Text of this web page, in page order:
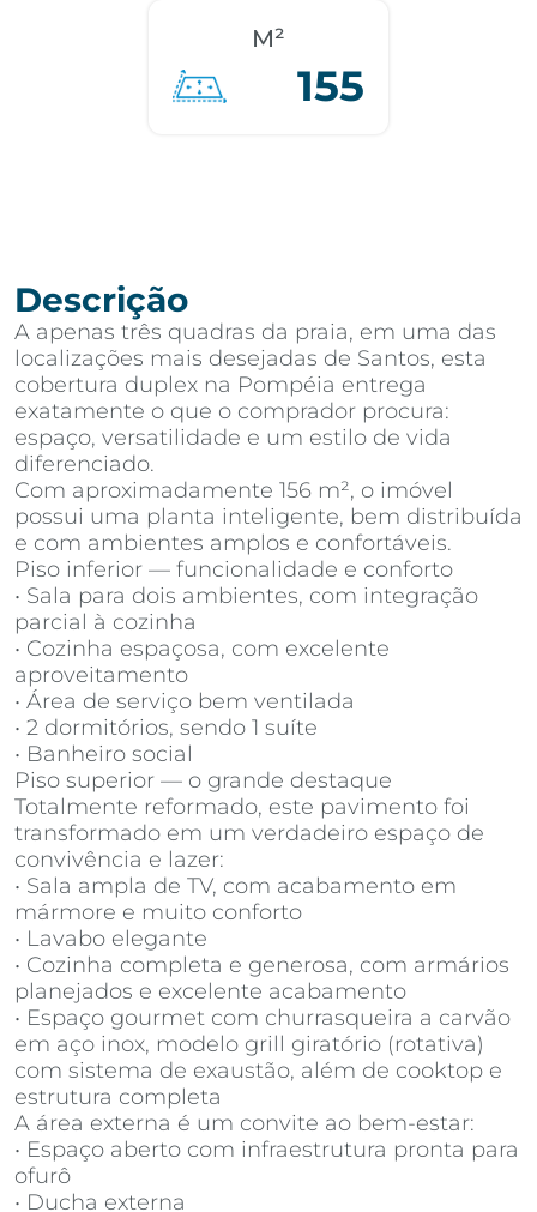
M²
155
Descrição
A apenas três quadras da praia, em uma das
localizações mais desejadas de Santos, esta
cobertura duplex na Pompéia entrega
exatamente o que o comprador procura:
espaço, versatilidade e um estilo de vida
diferenciado.
Com aproximadamente 156 m², o imóvel
possui uma planta inteligente, bem distribuída
e com ambientes amplos e confortáveis.
Piso inferior — funcionalidade e conforto
• Sala para dois ambientes, com integração
parcial à cozinha
• Cozinha espaçosa, com excelente
aproveitamento
• Área de serviço bem ventilada
• 2 dormitórios, sendo 1 suíte
• Banheiro social
Piso superior — o grande destaque
Totalmente reformado, este pavimento foi
transformado em um verdadeiro espaço de
convivência e lazer:
• Sala ampla de TV, com acabamento em
mármore e muito conforto
• Lavabo elegante
• Cozinha completa e generosa, com armários
planejados e excelente acabamento
• Espaço gourmet com churrasqueira a carvão
em aço inox, modelo grill giratório (rotativa)
com sistema de exaustão, além de cooktop e
estrutura completa
A área externa é um convite ao bem-estar:
• Espaço aberto com infraestrutura pronta para
ofurô
• Ducha externa